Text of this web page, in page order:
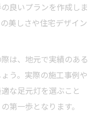
良いプランを作成しま
美しさや住宅デザイン
は、地元で実績のある
う。実際の施工事例や
な足元灯を選ぶこと
第一歩となります。